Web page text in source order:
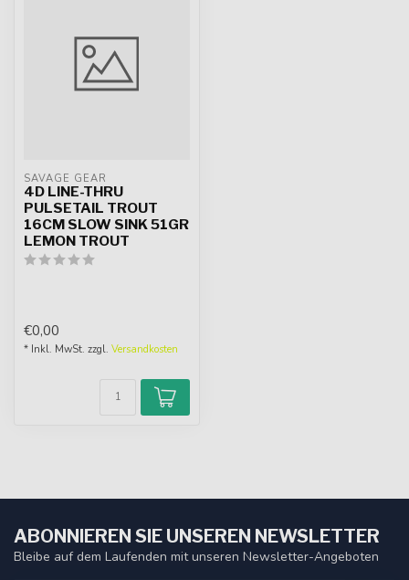
SAVAGE GEAR
4D LINE-THRU
PULSETAIL TROUT
16CM SLOW SINK 51GR
LEMON TROUT
€0,00
* Inkl. MwSt. zzgl. Versandkosten
ABONNIEREN SIE UNSEREN NEWSLETTER
Bleibe auf dem Laufenden mit unseren Newsletter-Angeboten